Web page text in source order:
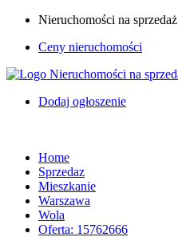
Nieruchomości na sprzedaż
Ceny nieruchomości
Dodaj ogłoszenie
Home
Sprzedaz
Mieszkanie
Warszawa
Wola
Oferta: 15762666